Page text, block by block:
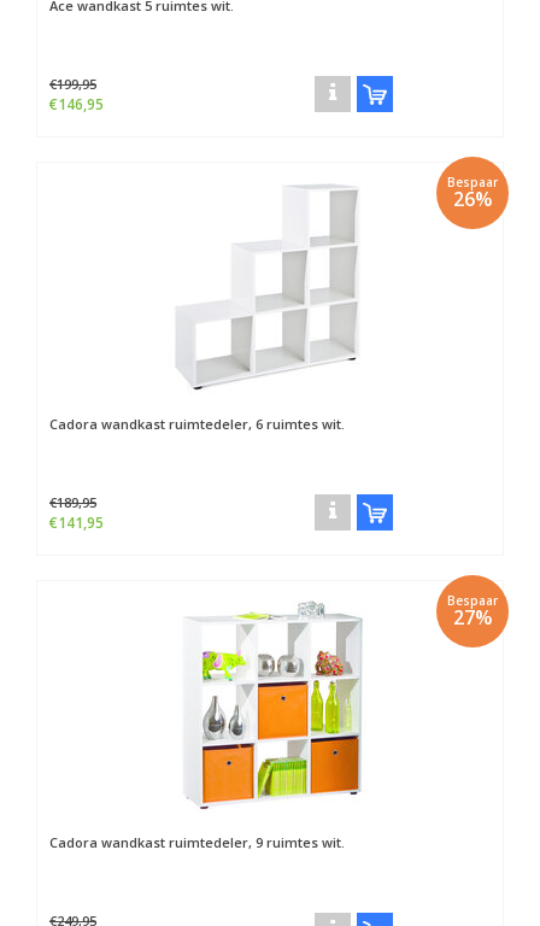
Ace wandkast 5 ruimtes wit.
€199,95
€146,95
Bespaar
26%
Cadora wandkast ruimtedeler, 6 ruimtes wit.
€189,95
€141,95
Bespaar
27%
Cadora wandkast ruimtedeler, 9 ruimtes wit.
€249,95